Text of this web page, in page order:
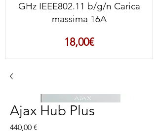
GHz IEEE802.11 b/g/n Carica
massima 16A
18,00€Prezzo
Ajax Hub Plus
440,00 €